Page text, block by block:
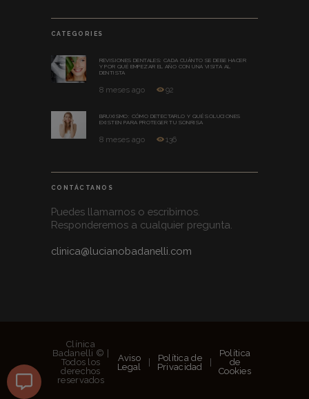
CATEGORIES
REVISIONES DENTALES: CADA CUÁNTO SE DEBE HACER
Y POR QUÉ EMPEZAR EL AÑO CON UNA VISITA AL
DENTISTA
8 meses ago 92
BRUXISMO: CÓMO DETECTARLO Y QUÉ SOLUCIONES
EXISTEN PARA PROTEGER TU SONRISA
8 meses ago 136
CONTÁCTANOS
Puedes llamarnos o escribirnos.
Responderemos a cualquier pregunta.
clinica@lucianobadanelli.com
Clínica
Badanelli © |
Todos los
derechos
reservados
Aviso
Legal
Política de
Privacidad
Política
de
Cookies